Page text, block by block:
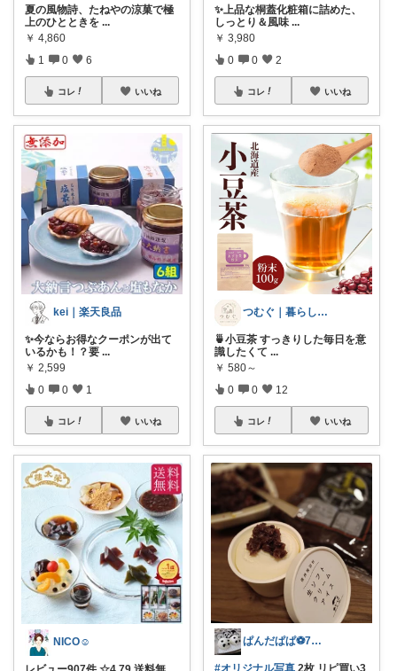
夏の風物詩、たねやの涼菓で極
上のひとときを ...
￥ 4,860
1 0 6
コレ いいね
kei｜楽天良品
✨今ならお得なクーポンが出て
いるかも！？要 ...
￥ 2,599
0 0 1
コレ いいね
NICO☺︎
✨上品な桐蓋化粧箱に詰めた、
しっとり＆風味 ...
￥ 3,980
0 0 2
コレ いいね
つむぐ｜暮らしの選びもの
🍵小豆茶 すっきりした毎日を意
識したくて ...
￥ 580～
0 0 12
コレ いいね
ぱんだぱぱ⚽️7日有難うございます